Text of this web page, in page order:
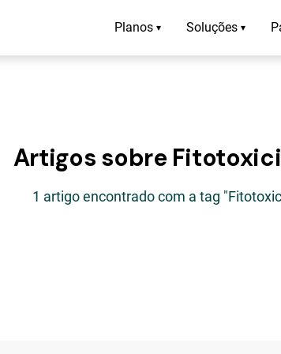
Planos ▾ Soluções ▾
Artigos sobre
1 artigo encontrado com a tag